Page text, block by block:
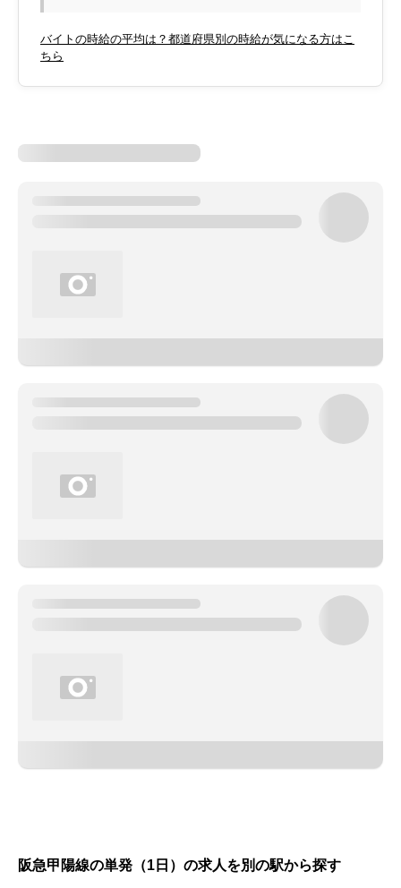
バイトの時給の平均は？都道府県別の時給が気になる方はこ
ちら
阪急甲陽線の単発（1日）の求人を別の駅から探す